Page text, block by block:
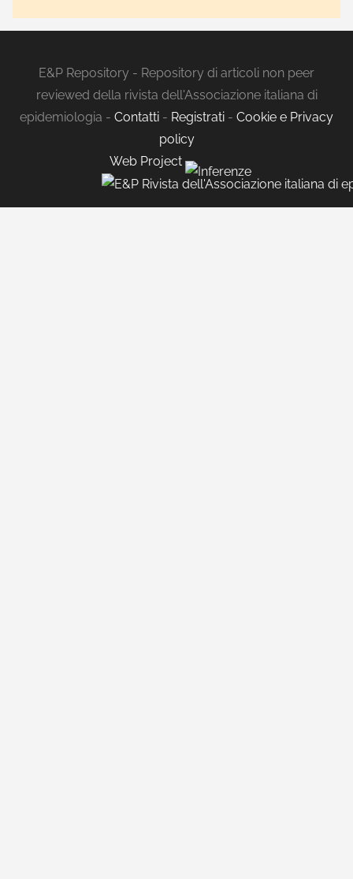
E&P Repository - Repository di articoli non peer
reviewed della rivista dell'Associazione italiana di
epidemiologia - Contatti - Registrati - Cookie e Privacy
policy
Web Project